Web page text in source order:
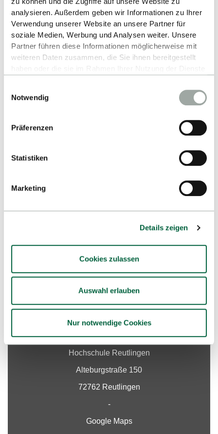
analysieren. Außerdem geben wir Informationen zu Ihrer
Verwendung unserer Website an unsere Partner für
soziale Medien, Werbung und Analysen weiter. Unsere
Partner führen diese Informationen möglicherweise mit
weiteren Daten zusammen, die Sie ihnen bereitgestellt
Alles zum Thema Cookies und personenbezogene
Datenverarbeitung entnehmen Sie unserer
Notwendig
Präferenzen
Statistiken
Marketing
Details zeigen
Cookies zulassen
Auswahl erlauben
Nur notwendige Cookies
Kontakt
Hochschule Reutlingen
Alteburgstraße 150
72762 Reutlingen
-
Google Maps